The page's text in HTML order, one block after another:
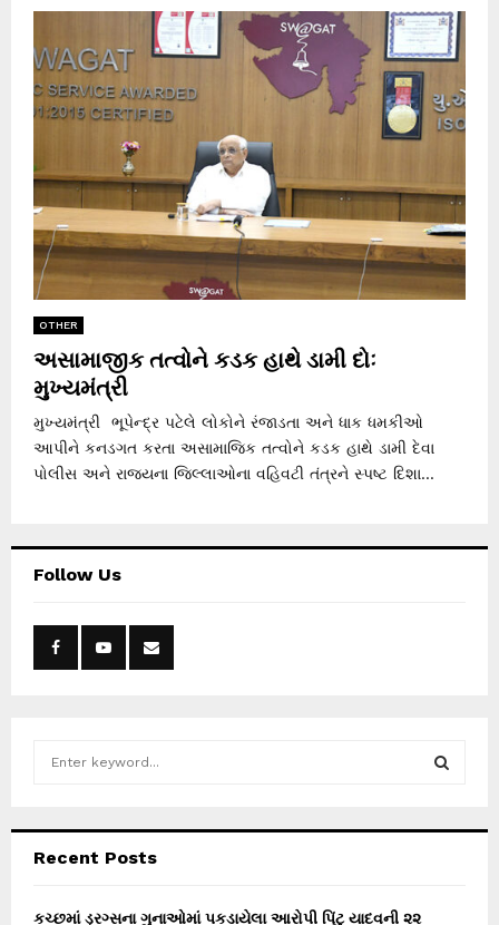
OTHER
અસામાજીક તત્વોને કડક હાથે ડામી દોઃ
મુખ્યમંત્રી
મુખ્યમંત્રી ભૂપેન્દ્ર પટેલે લોકોને રંજાડતા અને ધાક ધમકીઓ
આપીને કનડગત કરતા અસામાજિક તત્વોને કડક હાથે ડામી દેવા
પોલીસ અને રાજ્યના જિલ્લાઓના વહિવટી તંત્રને સ્પષ્ટ દિશા...
Follow Us
h
o
Recent Posts
કચ્છમાં ડ્રગ્સના ગુનાઓમાં પકડાયેલા આરોપી પિંટુ યાદવની ૨૨